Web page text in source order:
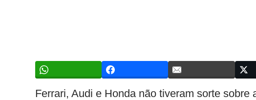
Ferrari, Audi e Honda não tiveram sorte